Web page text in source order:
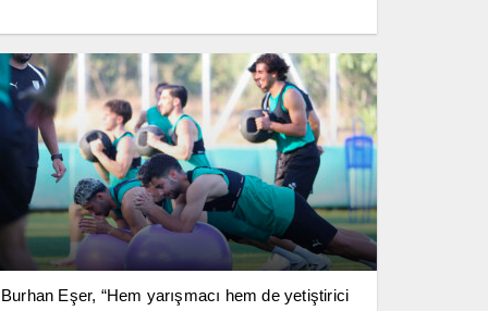
Burhan Eşer, “Hem yarışmacı hem de yetiştirici